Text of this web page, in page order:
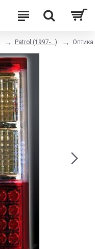
Patrol (1997-...)